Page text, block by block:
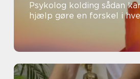
Psykolog kolding sådan kan professionel
hjælp gøre en forskel i